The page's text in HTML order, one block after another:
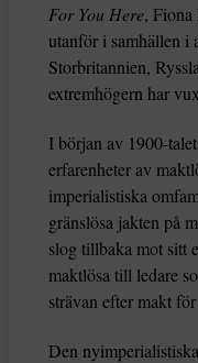
For You Here,
utanför i samhällen i
Storbritannien,
extremhögern har
I början av 1900-
erfarenheter av
imperialistiska
gränslösa jakten på
slog tillbaka mot sitt
maktlösa till ledare
strävan efter makt
Den